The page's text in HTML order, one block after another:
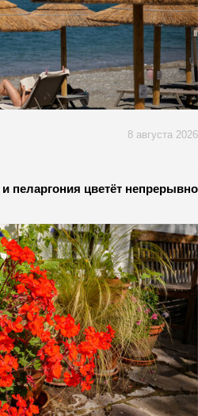
8 августа 2026